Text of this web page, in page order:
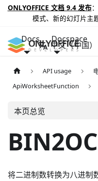
ONLYOFFICE 文档 9.4 发布
模式、新的幻灯片主
Docs Docspace
中文（中国）
API usage
ApiWorksheetFunction
本页总览
将二进制数转换为八进制